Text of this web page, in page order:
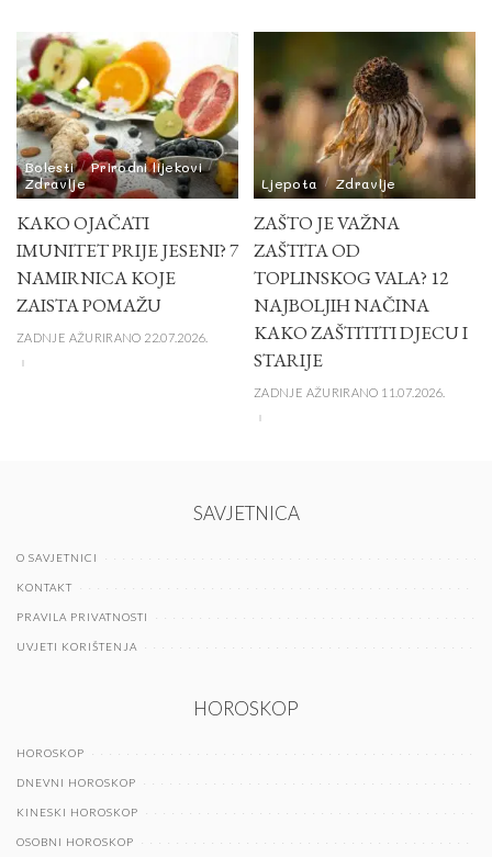
Bolesti
Prirodni lijekovi
Zdravlje
KAKO OJAČATI
IMUNITET PRIJE JESENI? 7
NAMIRNICA KOJE
ZAISTA POMAŽU
ZADNJE AŽURIRANO 22.07.2026.
Ljepota Zdravlje
ZAŠTO JE VAŽNA
ZAŠTITA OD
TOPLINSKOG VALA? 12
NAJBOLJIH NAČINA
KAKO ZAŠTITITI DJECU I
STARIJE
ZADNJE AŽURIRANO 11.07.2026.
SAVJETNICA
O SAVJETNICI
KONTAKT
PRAVILA PRIVATNOSTI
UVJETI KORIŠTENJA
HOROSKOP
HOROSKOP
DNEVNI HOROSKOP
KINESKI HOROSKOP
OSOBNI HOROSKOP